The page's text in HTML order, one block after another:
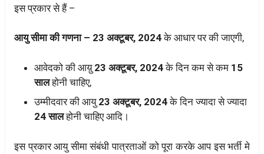
इस प्रकार से हैं –
आयु सीमा की गणना – 23 अक्टूबर, 2024के आधार पर की जाएगी,
आवेदको की आय़ु 23 अक्टूबर, 2024 के दिन कम से कम 15
सालहोनी चाहिए,
उम्मीदवार की आयु 23 अक्टूबर, 2024के दिन ज्यादा से ज्यादा
24 सालहोनी चाहिए आदि।
इस प्रकार आयु सीमा संबंधी पात्रताओं को पूरा करके आप इस भर्ती मे